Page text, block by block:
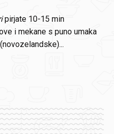
pirjate 10-15 min
i mekane s puno umaka